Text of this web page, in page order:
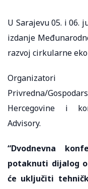
U Sarajevu 05. i 06.
izdanje
razvoj cirkularne
Privredna/
Hercegovine i
Advisory.
“Dvodnevna
potaknuti dijalog
će uključiti